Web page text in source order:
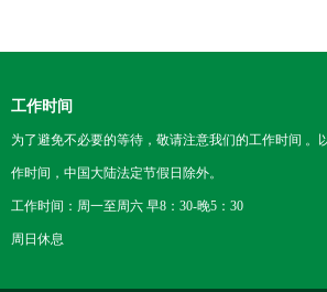
工作时间
为了避免不必要的等待，敬请注意我们的工作时间 。
作时间，中国大陆法定节假日除外。
工作时间：周一至周六 早8：30-晚5：30
周日休息